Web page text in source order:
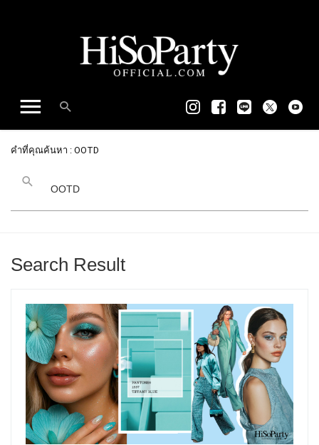
คำที่คุณค้นหา : OOTD
Search Result